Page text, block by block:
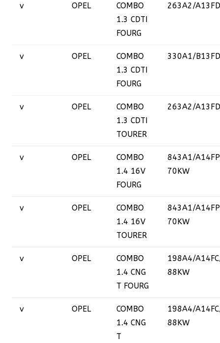
v OPEL
COMBO
1.3 CDTI
FOURG
263A2/
v OPEL
COMBO
1.3 CDTI
FOURG
330A1/
v OPEL
COMBO
1.3 CDTI
TOURER
263A2/
v OPEL
COMBO
1.4 16V
FOURG
843A1/
70KW
v OPEL
COMBO
1.4 16V
TOURER
843A1/
70KW
v OPEL
COMBO
1.4 CNG
T FOURG
198A4/
88KW
v OPEL
COMBO
1.4 CNG
T
198A4/
88KW